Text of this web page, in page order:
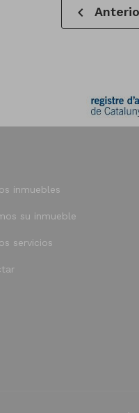
chevron_left
inmuebles
su inmueble
servicios